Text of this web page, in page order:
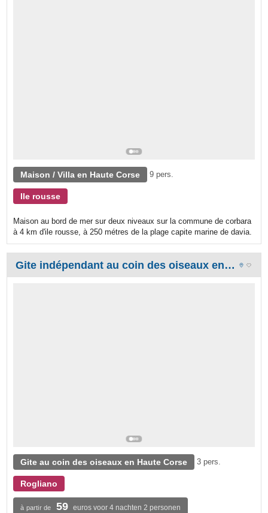
Maison / Villa en Haute Corse 9 pers.
Ile rousse
Maison au bord de mer sur deux niveaux sur la commune de corbara
à 4 km d'ile rousse, à 250 métres de la plage capite marine de davia.
Gite indépendant au coin des oiseaux en pleine nature vue panoramique mer maquis
Gite au coin des oiseaux en Haute Corse 3 pers.
Rogliano
à partir de 59 euros voor 4 nachten 2 personen